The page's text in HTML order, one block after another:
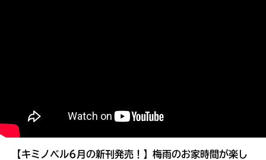
【キミノベル6月の新刊発売！】梅雨のお家時間が楽し